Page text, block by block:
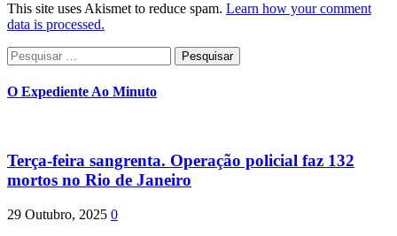
This site uses Akismet to reduce spam. Learn how your comment
data is processed.
Pesquisar
por:
O Expediente Ao Minuto
Terça-feira sangrenta. Operação policial faz 132
mortos no Rio de Janeiro
29 Outubro, 2025 0